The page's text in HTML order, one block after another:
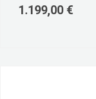
1.199,00 €